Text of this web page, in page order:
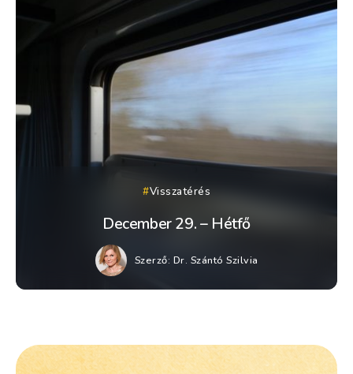
Visszatérés
December 29. – Hétfő
Szerző: Dr. Szántó Szilvia